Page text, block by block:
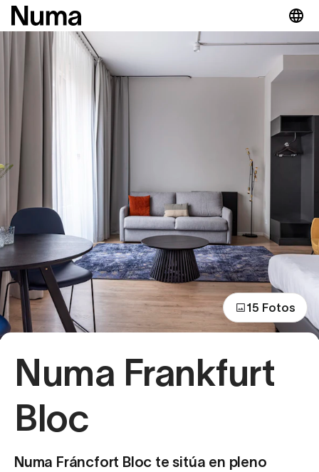
15 Fotos
Numa Frankfurt
Bloc
Numa Fráncfort Bloc te sitúa en pleno